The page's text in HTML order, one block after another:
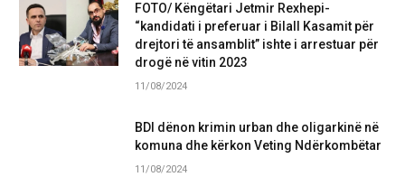
FOTO/ Këngëtari Jetmir Rexhepi-
“kandidati i preferuar i Bilall Kasamit për
drejtori të ansamblit” ishte i arrestuar për
drogë në vitin 2023
11/08/2024
BDI dënon krimin urban dhe oligarkinë në
komuna dhe kërkon Veting Ndërkombëtar
11/08/2024